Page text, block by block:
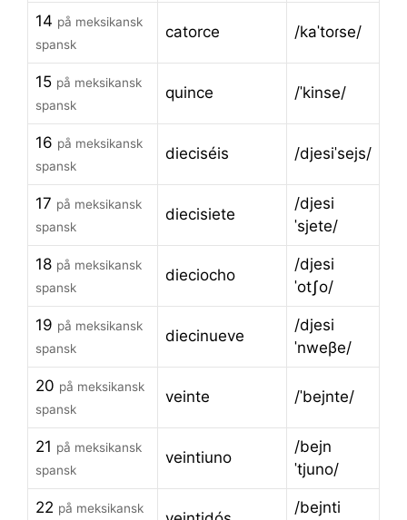
14 på meksikansk
spansk
catorce /kaˈtoɾse/
15 på meksikansk
spansk
quince /ˈkinse/
16 på meksikansk
spansk
dieciséis /djesiˈsejs/
17 på meksikansk
spansk
diecisiete
/djesi
ˈsjete/
18 på meksikansk
spansk
dieciocho
/djesi
ˈotʃo/
19 på meksikansk
spansk
diecinueve
/djesi
ˈnweβe/
20 på meksikansk
spansk
veinte /ˈbejnte/
21 på meksikansk
spansk
veintiuno
/bejn
ˈtjuno/
22 på meksikansk
/bejnti